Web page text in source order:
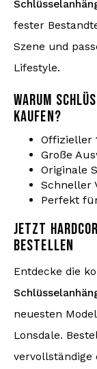
fester
Szene und
Lifestyle.
WARUM
KAUFEN?
Offizieller
Große
Originale
Schneller
Perfekt
JETZT
BESTELLEN
Entdecke die
neuesten
Lonsdale.